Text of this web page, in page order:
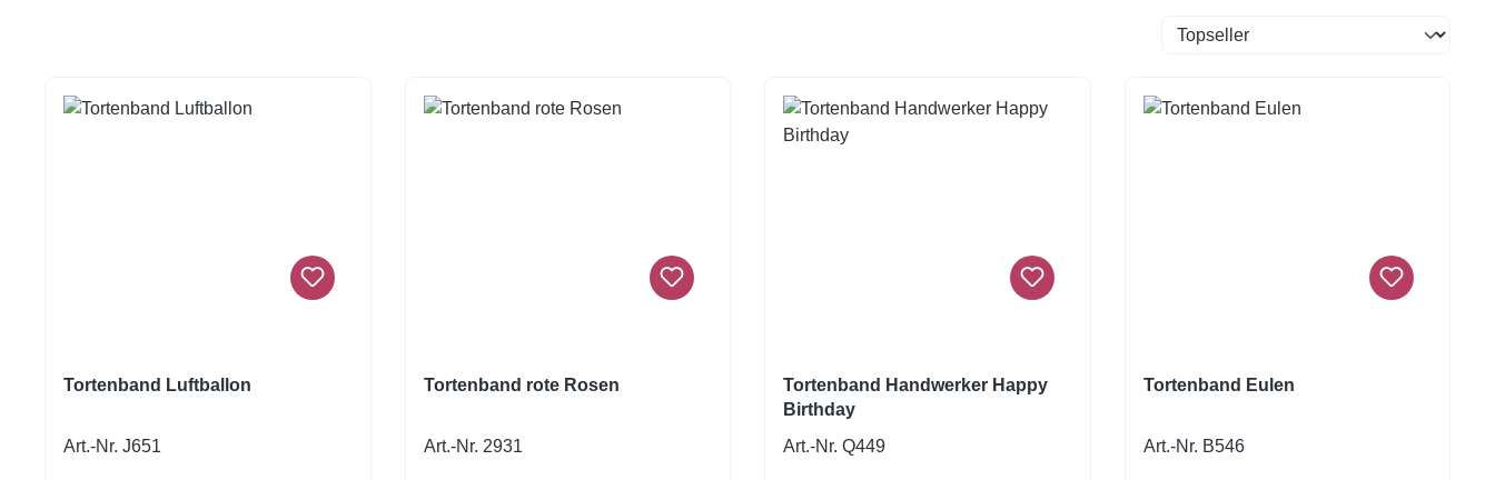
Tortenband Luftballon
Art.-Nr. J651
Tortenband rote Rosen
Art.-Nr. 2931
Tortenband Handwerker Happy
Birthday
Art.-Nr. Q449
Tortenband Eulen
Art.-Nr. B546